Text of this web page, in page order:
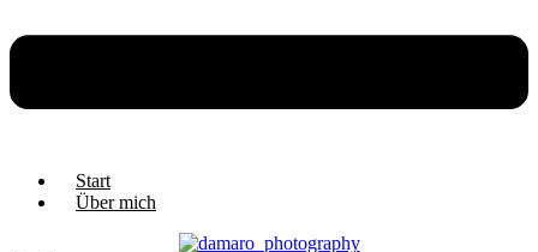
Start
Über mich